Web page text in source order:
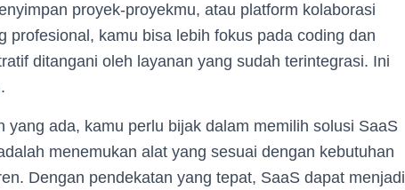
proyek-proyekmu, atau platform kolaborasi
profesional, kamu bisa lebih fokus pada coding dan
ditangani oleh layanan yang sudah terintegrasi. Ini
yang ada, kamu perlu bijak dalam memilih solusi SaaS
menemukan alat yang sesuai dengan kebutuhan
Dengan pendekatan yang tepat, SaaS dapat menjadi